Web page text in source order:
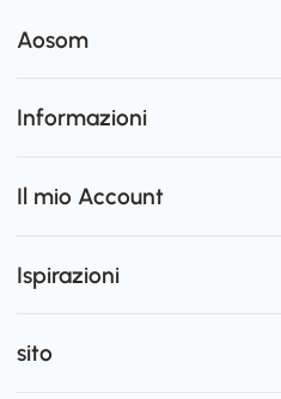
Aosom
Informazioni
Il mio Account
Ispirazioni
sito